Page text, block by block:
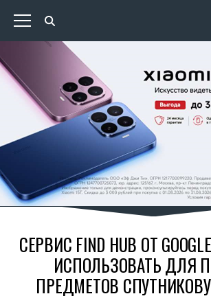
СЕРВИС FIND HUB ОТ
ИСПОЛЬЗОВАТЬ ДЛЯ
ПРЕДМЕТОВ